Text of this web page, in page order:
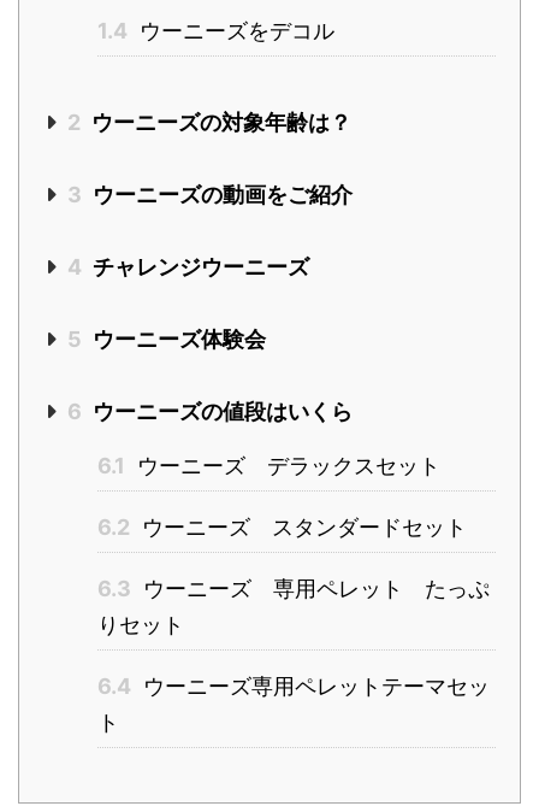
1.4 ウーニーズをデコル
2 ウーニーズの対象年齢は？
3 ウーニーズの動画をご紹介
4 チャレンジウーニーズ
5 ウーニーズ体験会
6 ウーニーズの値段はいくら
6.1 ウーニーズ デラックスセット
6.2 ウーニーズ スタンダードセット
6.3
ウーニーズ 専用ペレット たっぷ
りセット
6.4
ウーニーズ専用ペレットテーマセッ
ト